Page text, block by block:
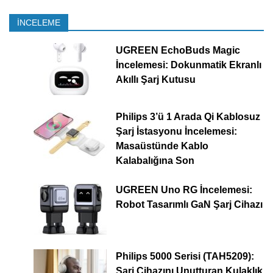
İNCELEME
UGREEN EchoBuds Magic
İncelemesi: Dokunmatik Ekranlı
Akıllı Şarj Kutusu
Philips 3’ü 1 Arada Qi Kablosuz
Şarj İstasyonu İncelemesi:
Masaüstünde Kablo
Kalabalığına Son
UGREEN Uno RG İncelemesi:
Robot Tasarımlı GaN Şarj Cihazı
Philips 5000 Serisi (TAH5209):